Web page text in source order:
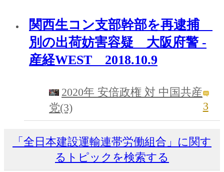
関西生コン支部幹部を再逮捕
別の出荷妨害容疑 大阪府警 -
産経WEST 2018.10.9
2020年 安倍政権 対 中国共産
党(3)
3
「全日本建設運輸連帯労働組合」に関す
るトピックを検索する